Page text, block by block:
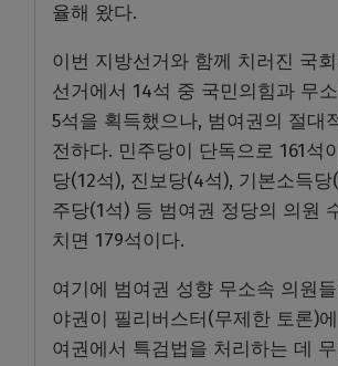
율해 왔다.
이번 지방선거와 함께 치러진 국
선거에서 14석 중 국민의힘과 무
5석을 획득했으나, 범여권의 절대
전하다. 민주당이 단독으로 161석
당(12석), 진보당(4석), 기본소득당
주당(1석) 등 범여권 정당의 의원
치면 179석이다.
여기에 범여권 성향 무소속 의원
야권이 필리버스터(무제한 토론)
여권에서 특검법을 처리하는 데